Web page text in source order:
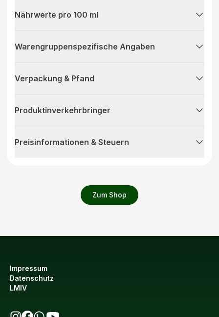
Zum Shop
Nährwerte pro 100 ml
Warengruppenspezifische Angaben
Verpackung & Pfand
Produktinverkehrbringer
Preisinformationen & Steuern
Impressum
Datenschutz
LMIV